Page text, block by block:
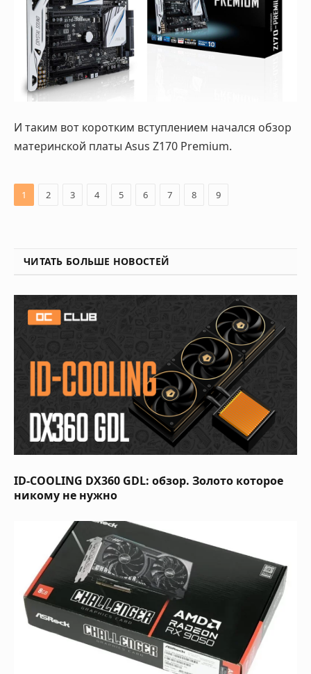
И таким вот коротким вступлением начался обзор
материнской платы Asus Z170 Premium.
1 2 3 4 5 6 7 8 9
ЧИТАТЬ БОЛЬШЕ НОВОСТЕЙ
ID-COOLING DX360 GDL: обзор. Золото которое
никому не нужно